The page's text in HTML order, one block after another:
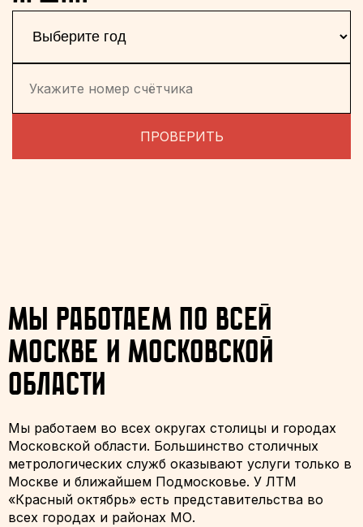
ПРОВЕРИТЬ
Мы работаем по всей
Москве и Московской
области
Мы работаем во всех округах столицы и городах
Московской области. Большинство столичных
метрологических служб оказывают услуги только в
Москве и ближайшем Подмосковье. У ЛТМ
«Красный октябрь» есть представительства во
всех городах и районах МО.